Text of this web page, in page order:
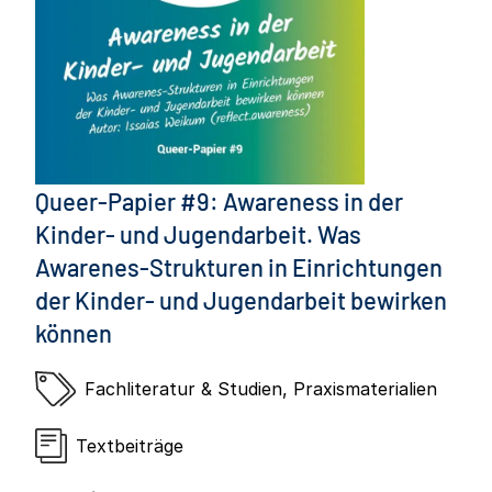
Queer-Papier #9: Awareness in der
Kinder- und Jugendarbeit. Was
Awarenes-Strukturen in Einrichtungen
der Kinder- und Jugendarbeit bewirken
können
Fachliteratur & Studien, Praxismaterialien
Textbeiträge